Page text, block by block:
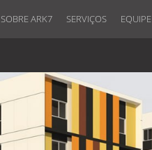
SOBRE ARK7 SERVIÇOS EQUIPE